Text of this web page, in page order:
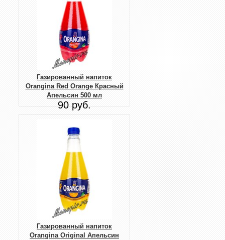
Газированный напиток
Orangina Red Orange Красный
Апельсин 500 мл
90 руб.
Газированный напиток
Orangina Original Апельсин